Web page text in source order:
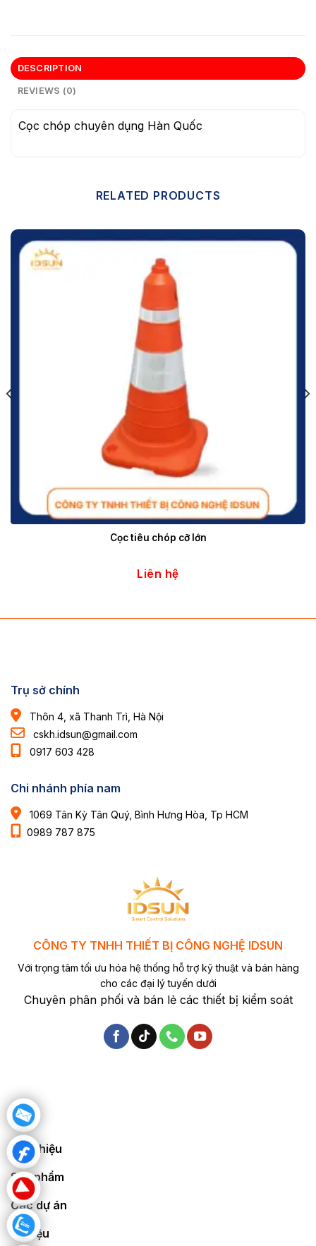
DESCRIPTION
REVIEWS (0)
Cọc chóp chuyên dụng Hàn Quốc
RELATED PRODUCTS
Cọc tiêu chóp cỡ lớn
Liên hệ
Trụ sở chính
Thôn 4, xã Thanh Trì, Hà Nội
cskh.idsun@gmail.com
0917 603 428
Chi nhánh phía nam
1069 Tân Kỳ Tân Quý, Bình Hưng Hòa, Tp HCM
0989 787 875
CÔNG TY TNHH THIẾT BỊ CÔNG NGHỆ IDSUN
Với trọng tâm tối ưu hóa hệ thống hỗ trợ kỹ thuật và bán hàng
cho các đại lý tuyến dưới
Chuyên phân phối và bán lẻ các thiết bị kiểm soát
Giới thiệu
Sản phẩm
Các dự án
Tài liệu